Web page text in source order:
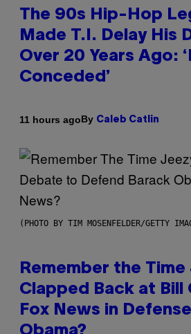
The 90s Hip-Hop
Made T.I. Delay His
Over 20 Years Ago:
Conceded’
11 hours agoBy Caleb Catlin
(PHOTO BY TIM MOSENFELDER/GETTY
Remember the Time
Clapped Back at Bill
Fox News in